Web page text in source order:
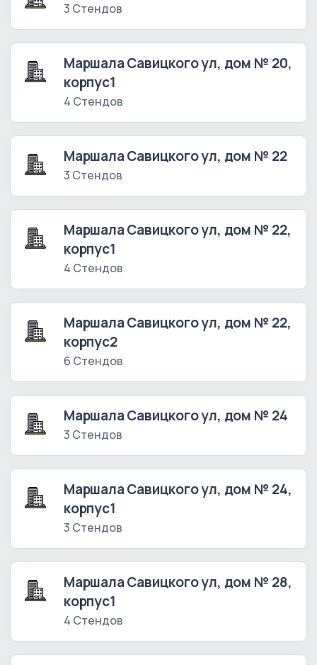
3 Стендов
Маршала Савицкого ул, дом № 20,
корпус1
4 Стендов
Маршала Савицкого ул, дом № 22
3 Стендов
Маршала Савицкого ул, дом № 22,
корпус1
4 Стендов
Маршала Савицкого ул, дом № 22,
корпус2
6 Стендов
Маршала Савицкого ул, дом № 24
3 Стендов
Маршала Савицкого ул, дом № 24,
корпус1
3 Стендов
Маршала Савицкого ул, дом № 28,
корпус1
4 Стендов